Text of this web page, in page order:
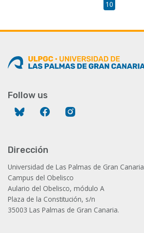
Page
10
Follow us
Bluesky Facebook
Dirección
Universidad de Las Palmas de Gran Canaria
Campus del Obelisco
Aulario del Obelisco, módulo A
Plaza de la Constitución, s/n
35003 Las Palmas de Gran Canaria.